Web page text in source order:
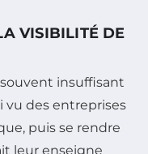
VISIBILITÉ DE
souvent insuffisant
vu des entreprises
puis se rendre
leur enseigne